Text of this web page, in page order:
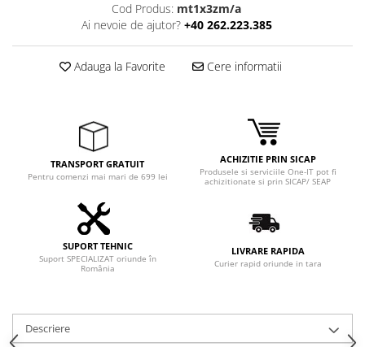
Componente PC
Memorii
Hard Disc-uri
Carcase
Cooler
Cod Produs: mt1x3zm/a
Ai nevoie de ajutor? +40 262.223.385
Adauga la Favorite Cere informatii
TRANSPORT GRATUIT
Pentru comenzi mai mari de 699 lei
ACHIZITIE PRIN SICAP
Produsele si serviciile One-IT pot fi
achizitionate si prin SICAP/ SEAP
SUPORT TEHNIC
Suport SPECIALIZAT oriunde în
România
LIVRARE RAPIDA
Curier rapid oriunde in tara
Descriere